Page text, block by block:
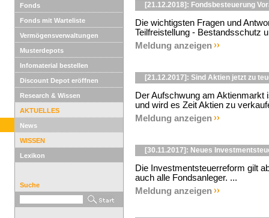
Fonds
Fonds mit Warteliste
Vermögensverwaltungen
Musterdepots
Infomaterial bestellen
Discount Depot eröffnen
Research & Wissen
AKTUELLES
News
WISSEN
Lexikon
Suche
[21.12.2018]: Fondsbesteuerung
Die wichtigsten Fragen und
Teilfreistellung - Bestandsschutz
Meldung anzeigen
[21.12.2017]: Sind Aktien jetzt zu
Der Aufschwung am Aktienmarkt
und wird es Zeit Aktien zu
Meldung anzeigen
[30.11.2017]: Neues
Die Investmentsteuerreform gilt
auch alle Fondsanleger. ...
Meldung anzeigen